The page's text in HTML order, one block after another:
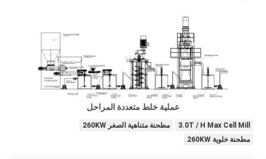
عملية خلط متعددة المراحل
3.0T / H Max Cell Mill
مطحنة متناهية الصغر 260KW
مطحنة خلوية 260KW